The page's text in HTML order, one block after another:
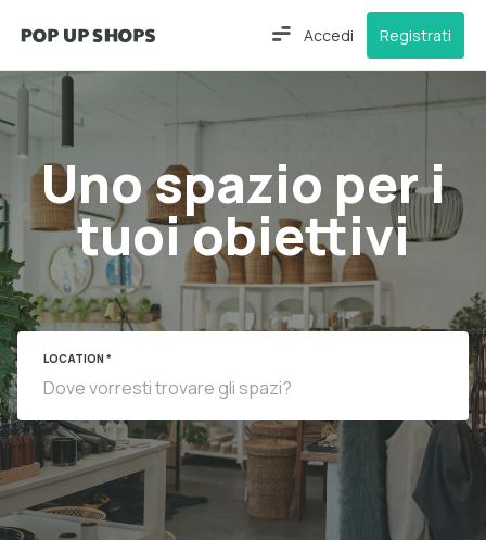
Accedi Registrati
Uno spazio per i
tuoi obiettivi
LOCATION *